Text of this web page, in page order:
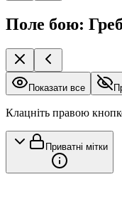
Поле бою:
Показати все
Клацніть правою
Приватні мітки